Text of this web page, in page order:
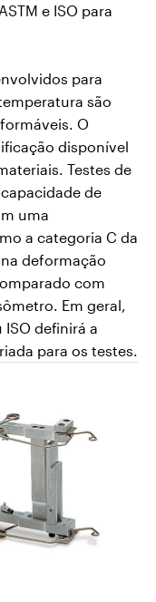
e ISO para
para
são
O
disponível
Testes de
de
uma
a categoria C da
deformação
com
Em geral,
definirá a
para os testes.